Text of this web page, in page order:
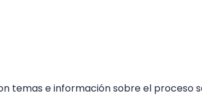
temas e información sobre el proceso